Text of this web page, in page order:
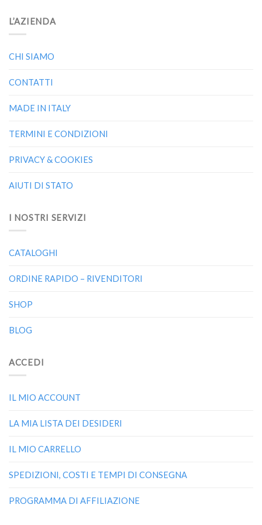
L’AZIENDA
CHI SIAMO
CONTATTI
MADE IN ITALY
TERMINI E CONDIZIONI
PRIVACY & COOKIES
AIUTI DI STATO
I NOSTRI SERVIZI
CATALOGHI
ORDINE RAPIDO – RIVENDITORI
SHOP
BLOG
ACCEDI
IL MIO ACCOUNT
LA MIA LISTA DEI DESIDERI
IL MIO CARRELLO
SPEDIZIONI, COSTI E TEMPI DI CONSEGNA
PROGRAMMA DI AFFILIAZIONE